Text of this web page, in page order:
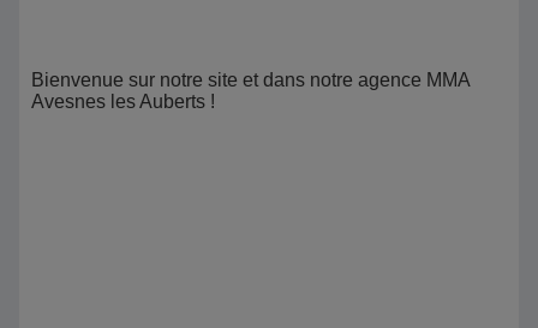
Bienvenue sur notre site et dans notre agence MMA
Avesnes les Auberts !